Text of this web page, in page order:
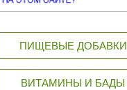
ПИЩЕВЫЕ ДОБАВКИ
ВИТАМИНЫ И БАДЫ